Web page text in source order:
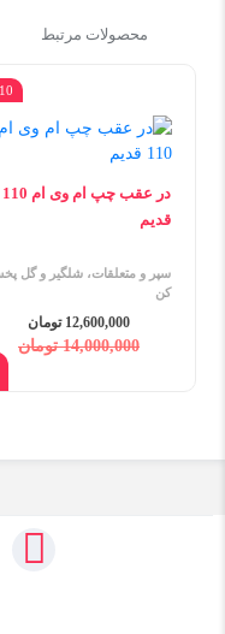
محصولات مرتبط
10 %
در عقب چپ ام وی ام 110
قدیم
سپر و متعلقات، شلگیر و گل
کن
12,600,000 تومان
14,000,000 تومان